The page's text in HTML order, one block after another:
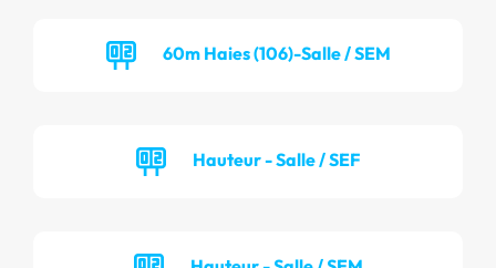
60m Haies (106)-Salle / SEM
Hauteur - Salle / SEF